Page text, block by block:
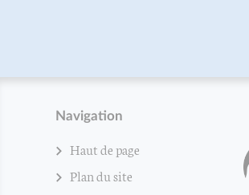
Navigation
Haut de page
Plan du site